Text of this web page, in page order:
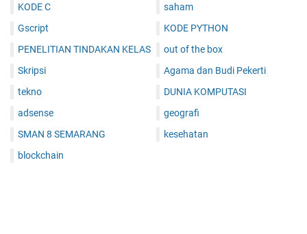
KODE C
Gscript
PENELITIAN TINDAKAN KELAS
Skripsi
tekno
adsense
SMAN 8 SEMARANG
blockchain
saham
KODE PYTHON
out of the box
Agama dan Budi Pekerti
DUNIA KOMPUTASI
geografi
kesehatan